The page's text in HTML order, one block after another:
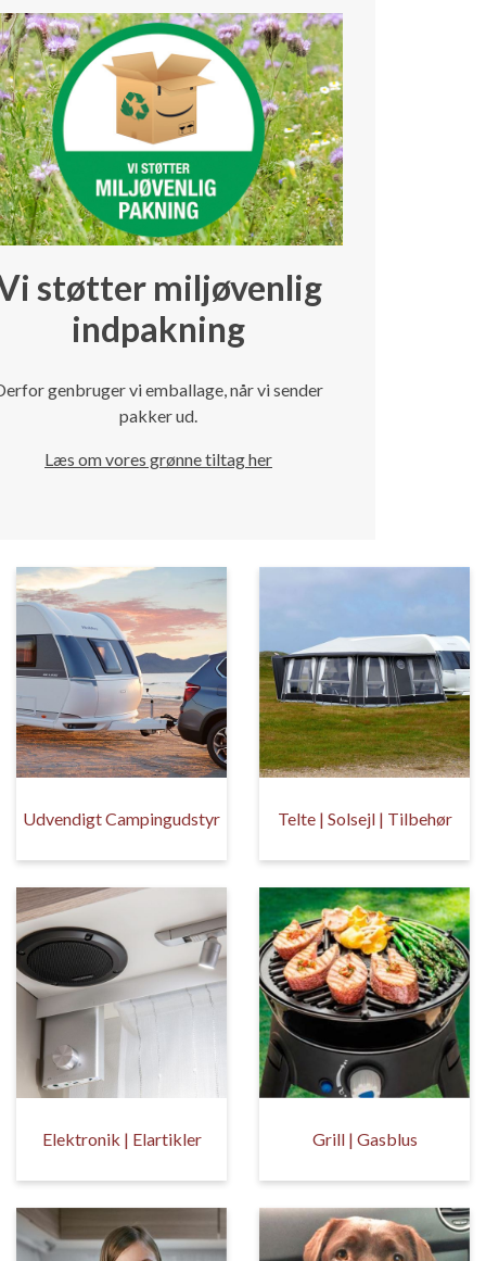
støtter miljøvenlig
indpakning
genbruger vi emballage, når vi sender
pakker ud.
Læs om vores grønne tiltag her
Udvendigt Campingudstyr Telte | Solsejl | Tilbehør
Elektronik | Elartikler Grill | Gasblus